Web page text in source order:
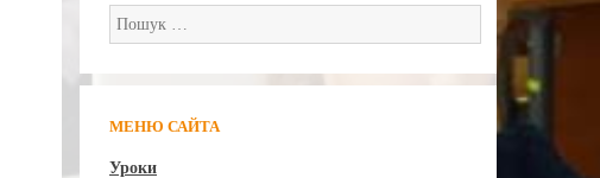
Пошук:
МЕНЮ САЙТА
Уроки